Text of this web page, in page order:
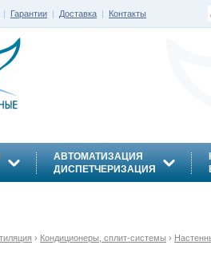
| Гарантии | Доставка | Контакты
АВТОМАТИЗАЦИЯ
ДИСПЕТЧЕРИЗАЦИЯ
› Кондиционеры, сплит-системы ›